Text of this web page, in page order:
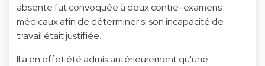
absente fut convoquée à deux contre-examens
médicaux afin de déterminer si son incapacité de
travail était justifiée.
Il a en effet été admis antérieurement qu'une